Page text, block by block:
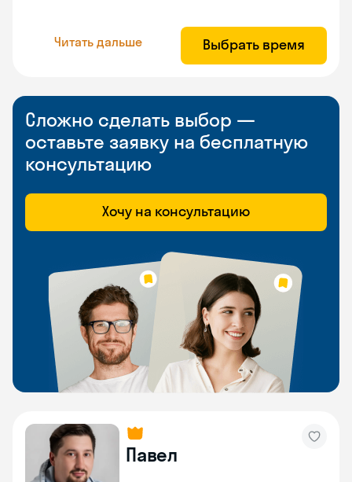
Читать дальше Выбрать время
Сложно сделать выбор —
оставьте заявку на бесплатную
консультацию
Хочу на консультацию
Павел